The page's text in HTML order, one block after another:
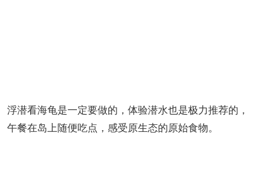
浮潜看海龟是一定要做的，体验潜水也是极力推荐的，
午餐在岛上随便吃点，感受原生态的原始食物。